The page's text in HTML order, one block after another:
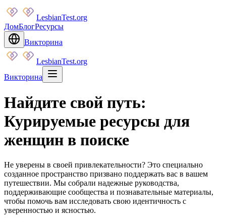
LesbianTest.org
ДомБлогРесурсы
Викторина
LesbianTest.org
Викторина
Найдите свой путь:
Курируемые ресурсы для
женщин в поиске
Не уверены в своей привлекательности? Это специально
созданное пространство призвано поддержать вас в вашем
путешествии. Мы собрали надежные руководства,
поддерживающие сообщества и познавательные материалы,
чтобы помочь вам исследовать свою идентичность с
уверенностью и ясностью.